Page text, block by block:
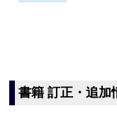
書籍 訂正・追加